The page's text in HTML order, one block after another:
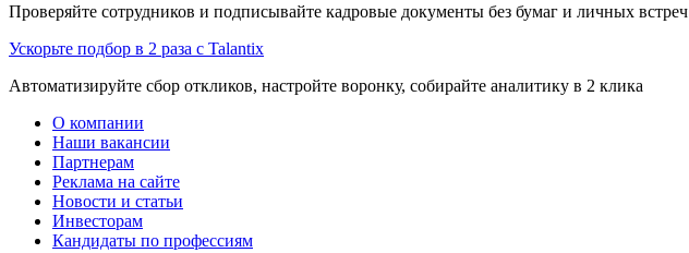
Проверяйте сотрудников и подписывайте кадровые документы без бумаг и личных встреч
Ускорьте подбор в 2 раза с Talantix
Автоматизируйте сбор откликов, настройте воронку, собирайте аналитику в 2 клика
О компании
Наши вакансии
Партнерам
Реклама на сайте
Новости и статьи
Инвесторам
Кандидаты по профессиям